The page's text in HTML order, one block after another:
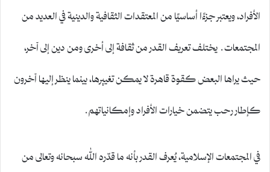
الأفراد، ويعتبر جزءًا أساسيًا من المعتقدات الثقافية والدينية في العديد من
المجتمعات. يختلف تعريف القدر من ثقافة إلى أخرى ومن دين إلى آخر،
حيث يراها البعض كقوة قاهرة لا يمكن تغييرها، بينما ينظر إليها آخرون
كإطار رحب يتضمن خيارات الأفراد وإمكانياتهم.
في المجتمعات الإسلامية، يُعرف القدر بأنه ما قدّره الله سبحانه وتعالى من